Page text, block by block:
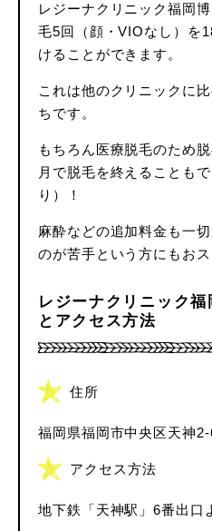
レジーナクリニック福岡
毛5回（顔・VIOなし）を
けることができます。
これは他のクリニックに
ちです。
もちろん医療脱毛のため
月で脱毛を終えることも
り）！
麻酔などの追加料金も一
のが苦手という方にもおス
レジーナクリニック
とアクセス方法
住所
福岡県福岡市中央区天神
アクセス方法
地下鉄「天神駅」6番出口